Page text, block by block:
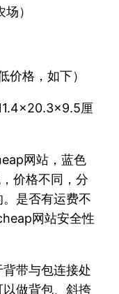
）
价格，如下）
厘
网站，蓝色
价格不同，分
是否有运费不
网站安全性
带与包连接处
做背包、斜挎